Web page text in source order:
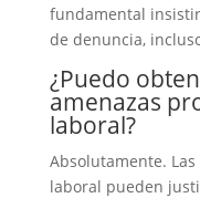
fundamental
de denuncia,
¿Puedo
amenazas
laboral?
Absolutamente.
laboral pueden